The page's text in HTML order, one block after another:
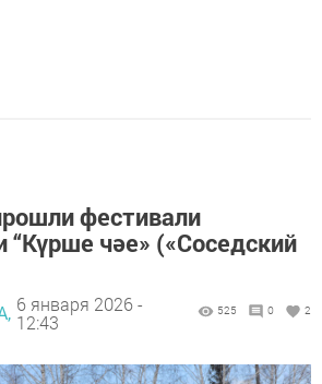
фестивали
“Күрше чәе» («Соседский
6 января 2026 -
12:43
525 0 2